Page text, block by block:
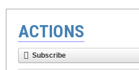
ACTIONS
Subscribe